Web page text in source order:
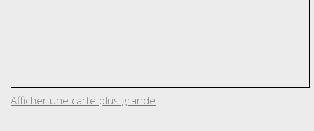
Afficher une carte plus grande